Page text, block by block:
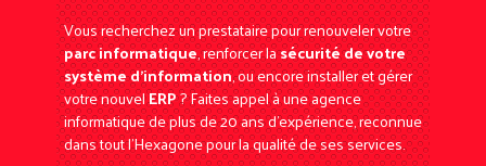
Vous recherchez un prestataire pour renouveler votre
parc informatique, renforcer lasécurité de votre
système d'information, ou encore installer et gérer
votre nouvelERP? Faites appel à une agence
informatique de plus de 20 ans d'expérience, reconnue
dans tout l'Hexagone pour la qualité de ses services.